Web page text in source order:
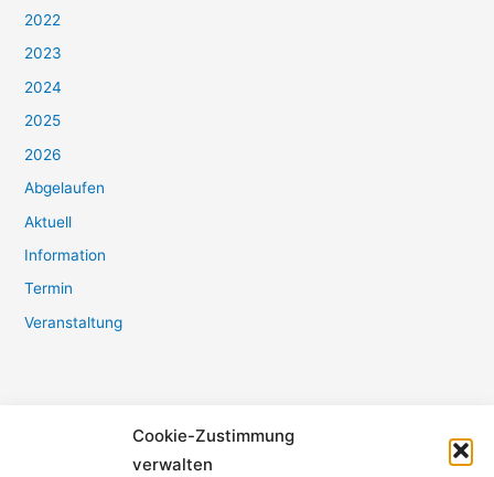
Cookie-Zustimmung
verwalten
2022
2023
2024
2025
2026
Abgelaufen
Aktuell
Information
Termin
Veranstaltung
Bürger- und Heimatverein Refrath e.V.